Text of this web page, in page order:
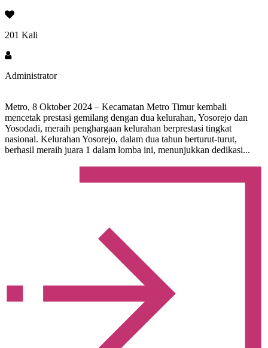
201 Kali
Administrator
Metro, 8 Oktober 2024 – Kecamatan Metro Timur kembali
mencetak prestasi gemilang dengan dua kelurahan, Yosorejo dan
Yosodadi, meraih penghargaan kelurahan berprestasi tingkat
nasional. Kelurahan Yosorejo, dalam dua tahun berturut-turut,
berhasil meraih juara 1 dalam lomba ini, menunjukkan dedikasi...